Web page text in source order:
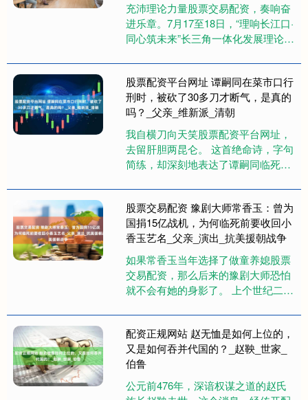
充沛理论力量股票交易配资，奏响奋
进乐章。7月17至18日，“理响长江口·
同心筑未来”长三角一体化发展理论研
通举行。活动成立长三角....
股票配资平台网址 谭嗣同在菜市口行
刑时，被砍了30多刀才断气，是真的
吗？_父亲_维新派_清朝
我自横刀向天笑股票配资平台网址，
去留肝胆两昆仑。 这首绝命诗，字句
简练，却深刻地表达了谭嗣同临死前
这位英勇之士在生死抉择时无畏的....
股票交易配资 豫剧大师常香玉：曾为
国捐15亿战机，为何临死前要收回小
香玉艺名_父亲_演出_抗美援朝战争
如果常香玉当年选择了做童养媳股票
交易配资，那么后来的豫剧大师恐怕
就不会有她的身影了。 上个世纪二三
固，社会普遍认为女性的命运就是....
配资正规网站 赵无恤是如何上位的，
又是如何吞并代国的？_赵鞅_世家_
伯鲁
公元前476年，深谙权谋之道的赵氏